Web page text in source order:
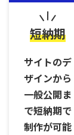
短納期
サイトのデ
ザインから
一般公開ま
で短納期で
制作が可能